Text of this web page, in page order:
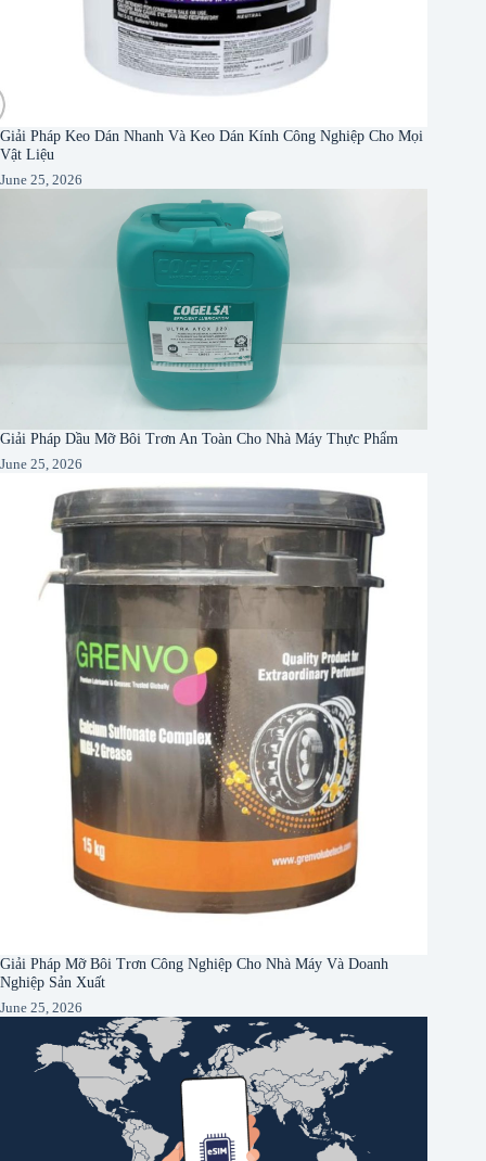
Giải Pháp Keo Dán Nhanh Và Keo Dán Kính Công Nghiệp Cho Mọi
Vật Liệu
June 25, 2026
Giải Pháp Dầu Mỡ Bôi Trơn An Toàn Cho Nhà Máy Thực Phẩm
June 25, 2026
Giải Pháp Mỡ Bôi Trơn Công Nghiệp Cho Nhà Máy Và Doanh
Nghiệp Sản Xuất
June 25, 2026